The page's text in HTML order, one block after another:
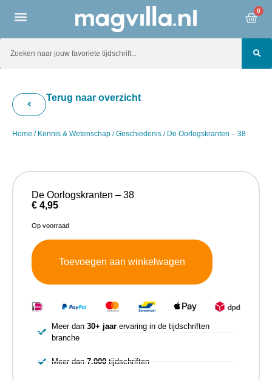
0
Terug naar overzicht
Home / Kennis & Wetenschap /Geschiedenis / De Oorlogskranten – 38
De Oorlogskranten – 38
€ 4,95
Op voorraad
Toevoegen aan winkelwagen
Meer dan 30+ jaarervaring in de tijdschriften
branche
Meer dan 7.000tijdschriften